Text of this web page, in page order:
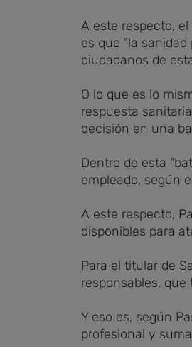
A este respecto,
es que "la
ciudadanos de
O lo que es lo
respuesta
decisión en una
Dentro de esta
empleado, según
A este respecto,
disponibles para
Para el titular de
responsables,
Y eso es, según
profesional y